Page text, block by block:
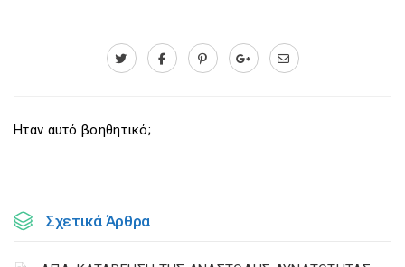
Ηταν αυτό βοηθητικό;
Σχετικά Άρθρα